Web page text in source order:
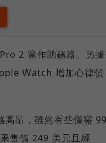
2 當作助聽器。另據
Watch 增加心律偵
高昂，雖然有些僅需
售價 249 美元且經